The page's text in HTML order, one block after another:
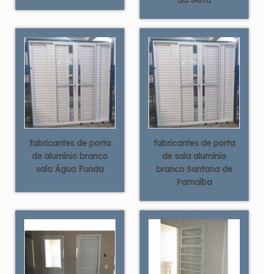
fabricantes de porta
de alumínio branco
sala Água Funda
fabricantes de porta
de sala alumínio
branco Santana de
Parnaíba